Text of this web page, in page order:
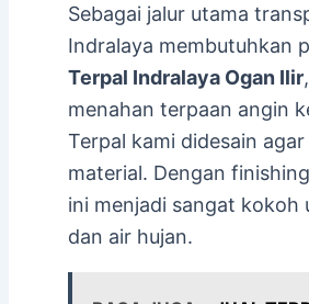
Sebagai jalur utama
Indralaya membutuhkan
Terpal Indralaya Ogan Ilir
menahan terpaan angin
Terpal kami didesain
material. Dengan
ini menjadi sangat kokoh
dan air hujan.